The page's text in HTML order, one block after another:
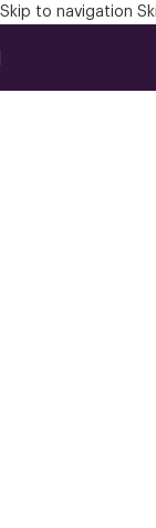
Skip to navigation